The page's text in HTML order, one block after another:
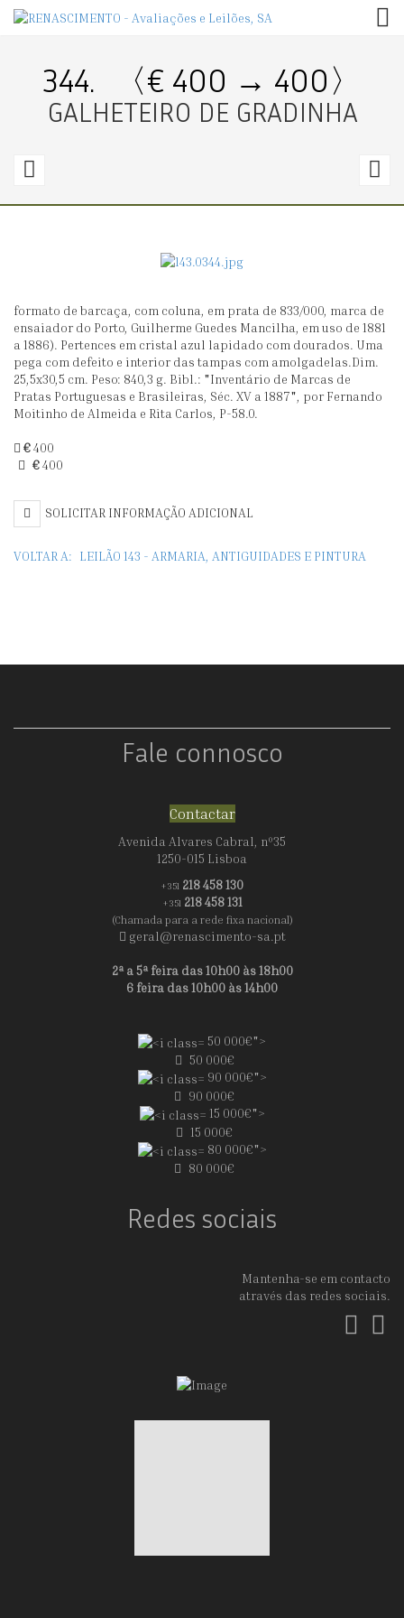
344. 〈€ 400 → 400〉
GALHETEIRO DE GRADINHA
〈€
PAR
DE
CANDELABROS
DE
LUMES
formato de barcaça, com coluna, em prata de 833/000, marca de
ensaiador do Porto, Guilherme Guedes Mancilha, em uso de 1881
a 1886). Pertences em cristal azul lapidado com dourados. Uma
pega com defeito e interior das tampas com amolgadelas.Dim.
25,5x30,5 cm. Peso: 840,3 g. Bibl.: "Inventário de Marcas de
Pratas Portuguesas e Brasileiras, Séc. XV a 1887", por Fernando
Moitinho de Almeida e Rita Carlos, P-58.0.
€400
€400
SOLICITAR INFORMAÇÃO ADICIONAL
VOLTAR A: LEILÃO 143 - ARMARIA, ANTIGUIDADES E PINTURA
Fale connosco
Contactar
Avenida Alvares Cabral, nº35
1250-015 Lisboa
+351 218 458 130
+351 218 458 131
(Chamada para a rede fixa nacional)
geral@renascimento-sa.pt
2ª a 5ª feira das 10h00 às 18h00
6 feira das 10h00 às 14h00
50 000€">
50 000€
90 000€">
90 000€
15 000€">
15 000€
80 000€">
80 000€
Redes sociais
Mantenha-se em contacto
através das redes sociais.